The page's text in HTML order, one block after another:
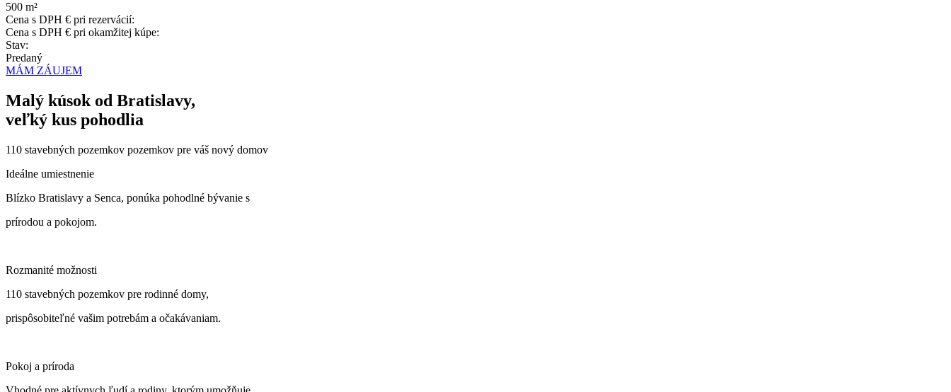
500 m²
Cena s DPH € pri rezervácií:
Cena s DPH € pri okamžitej kúpe:
Stav:
Predaný
MÁM ZÁUJEM
Malý kúsok od Bratislavy,
veľký kus pohodlia
110 stavebných pozemkov pozemkov pre váš nový domov
Ideálne umiestnenie
Blízko Bratislavy a Senca, ponúka pohodlné bývanie s
prírodou a pokojom.
Rozmanité možnosti
110 stavebných pozemkov pre rodinné domy,
prispôsobiteľné vašim potrebám a očakávaniam.
Pokoj a príroda